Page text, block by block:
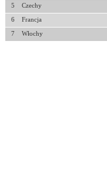
5 Czechy
6 Francja
7 Włochy